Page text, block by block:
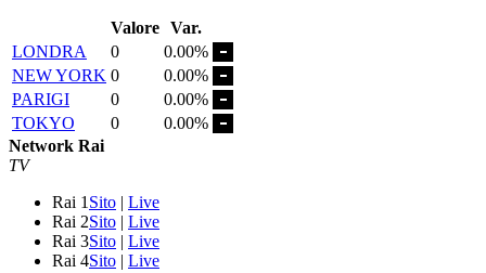
Valore Var.
LONDRA
0
0.00%
NEW YORK 0
0.00%
PARIGI
0
0.00%
TOKYO
0
0.00%
Network Rai
TV
Rai 1 Sito | Live
Rai 2Sito | Live
Rai 3Sito | Live
Rai 4Sito | Live